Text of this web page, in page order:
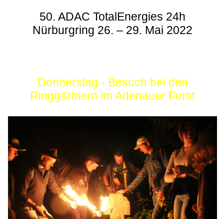
50. ADAC TotalEnergies 24h
Nürburgring 26. – 29. Mai 2022
Donnerstag - Besuch bei den
Ringgärtnern im Adenauer Forst